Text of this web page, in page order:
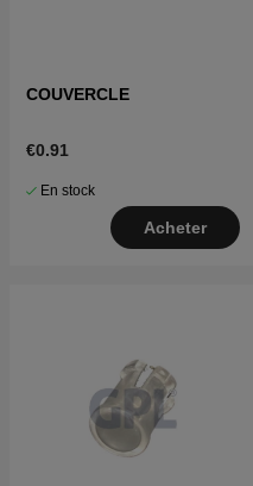
COUVERCLE
€0.91
En stock
Acheter